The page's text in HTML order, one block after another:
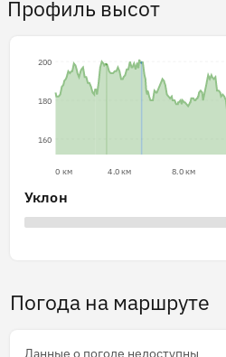
Профиль высот
160
180
200
0 км 4.0 км 8.0 км
Уклон
Погода на маршруте
Данные о погоде недоступны